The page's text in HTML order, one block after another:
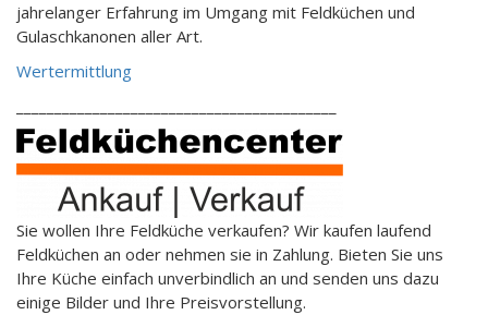
jahrelanger Erfahrung im Umgang mit Feldküchen und
Gulaschkanonen aller Art.
Wertermittlung
Sie wollen Ihre Feldküche verkaufen? Wir kaufen laufend
Feldküchen an oder nehmen sie in Zahlung. Bieten Sie uns
Ihre Küche einfach unverbindlich an und senden uns dazu
einige Bilder und Ihre Preisvorstellung.